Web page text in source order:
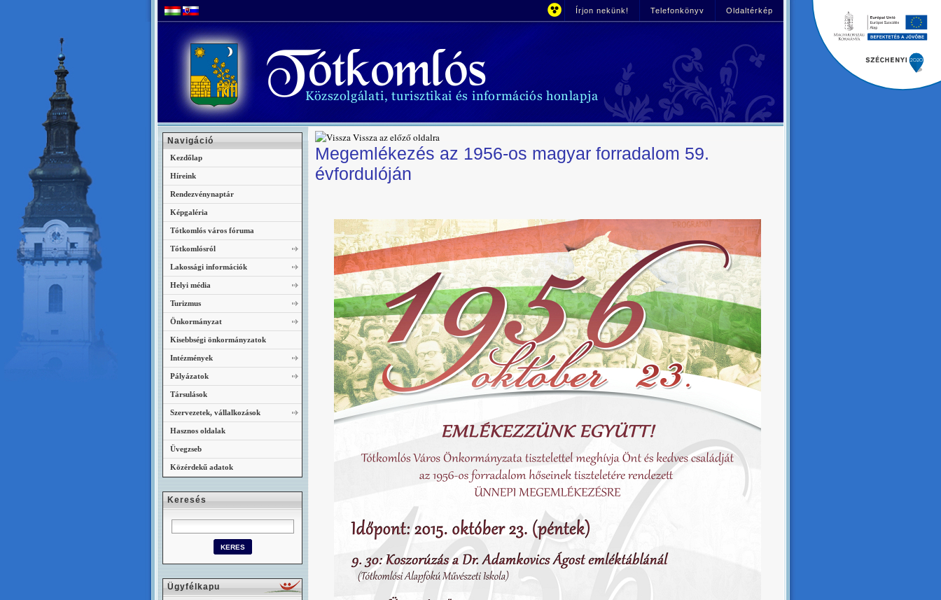
Írjon nekünk! Telefonkönyv Oldaltérkép
Vissza az előző oldalra
Megemlékezés az 1956-os magyar forradalom 59.
évfordulóján
Navigáció
Kezdőlap
Híreink
Rendezvénynaptár
Képgaléria
Tótkomlós város fóruma
Tótkomlósról
Lakossági információk
Helyi média
Turizmus
Önkormányzat
Kisebbségi önkormányzatok
Intézmények
Pályázatok
Társulások
Szervezetek, vállalkozások
Hasznos oldalak
Üvegzseb
Közérdekű adatok
Keresés
Ügyfélkapu